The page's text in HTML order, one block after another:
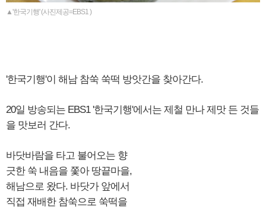
▲'한국기행' (사진제공=EBS1 )
'한국기행'이 해남 참쑥 쑥떡 방앗간을 찾아간다.
20일 방송되는 EBS1 '한국기행'에서는 제철 만나 제맛 든 것들
을 맛보러 간다.
바닷바람을 타고 불어오는 향
긋한 쑥 내음을 쫓아 땅끝마을,
해남으로 왔다. 바닷가 앞에서
직접 재배한 참쑥으로 쑥떡을